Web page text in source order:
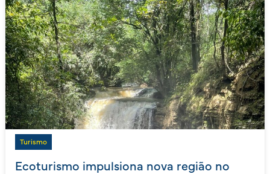
Turismo
Ecoturismo impulsiona nova região no